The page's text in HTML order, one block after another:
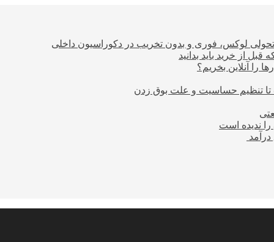
تحولی لوکس، فوری و بدون تخریب در دکوراسیون داخلی
از خرید باید بدانید
را آنلاین بخریم؟
تا تنظیم حساسیت و علت بوق زدن
ندیده است